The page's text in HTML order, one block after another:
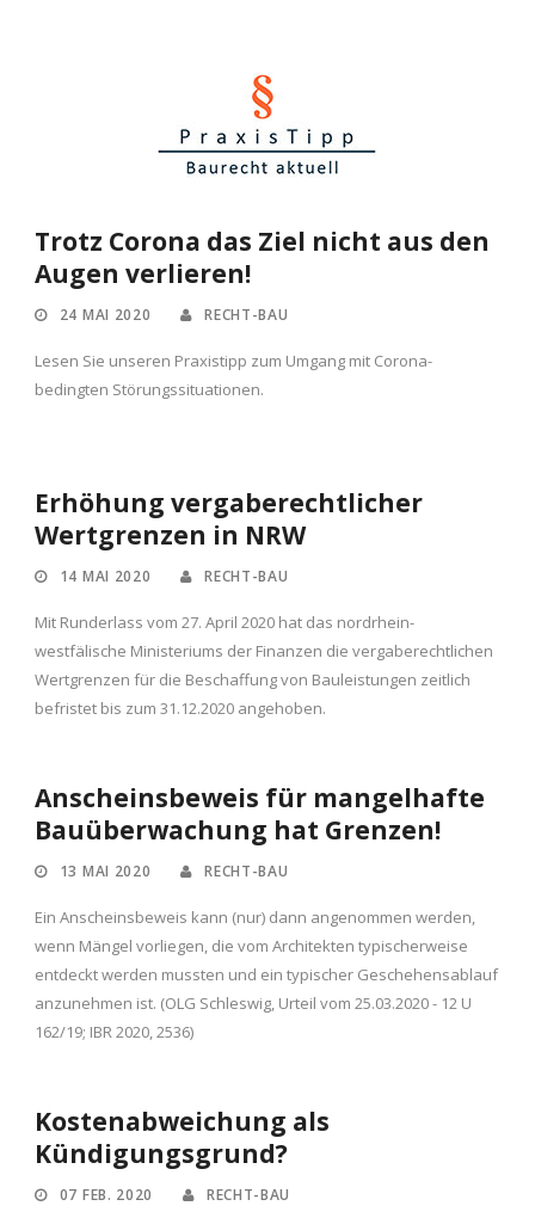
Trotz Corona das Ziel nicht aus den
Augen verlieren!
24 MAI 2020 RECHT-BAU
Lesen Sie unseren Praxistipp zum Umgang mit Corona-
bedingten Störungssituationen.
Erhöhung vergaberechtlicher
Wertgrenzen in NRW
14 MAI 2020 RECHT-BAU
Mit Runderlass vom 27. April 2020 hat das nordrhein-
westfälische Ministeriums der Finanzen die vergaberechtlichen
Wertgrenzen für die Beschaffung von Bauleistungen zeitlich
befristet bis zum 31.12.2020 angehoben.
Anscheinsbeweis für mangelhafte
Bauüberwachung hat Grenzen!
13 MAI 2020 RECHT-BAU
Ein Anscheinsbeweis kann (nur) dann angenommen werden,
wenn Mängel vorliegen, die vom Architekten typischerweise
entdeckt werden mussten und ein typischer Geschehensablauf
anzunehmen ist. (OLG Schleswig, Urteil vom 25.03.2020 - 12 U
162/19; IBR 2020, 2536)
Kostenabweichung als
Kündigungsgrund?
07 FEB. 2020 RECHT-BAU